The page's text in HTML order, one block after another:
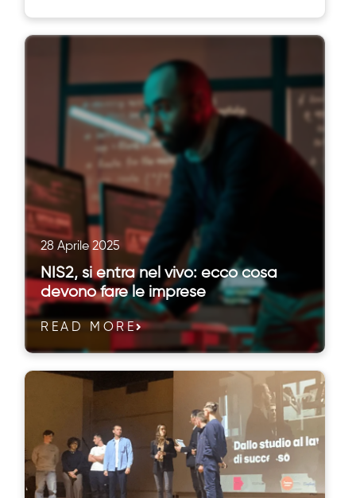
28 Aprile 2025
NIS2, si entra nel vivo: ecco cosa
devono fare le imprese
READ MORE